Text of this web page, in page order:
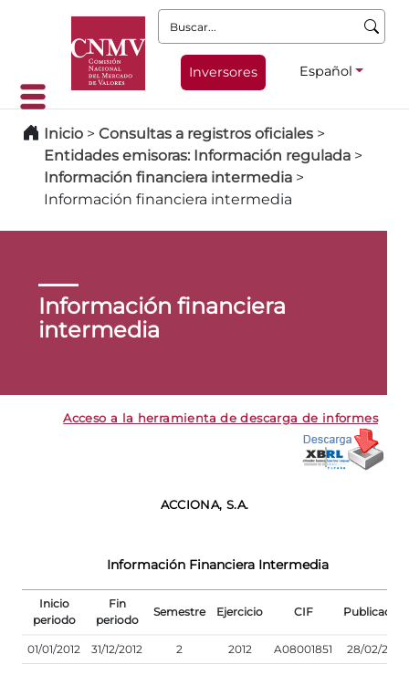
Buscar:
Inversores Español
Inicio > Consultas a registros oficiales >
Entidades emisoras: Información regulada >
Información financiera intermedia >
Información financiera intermedia
Información financiera
intermedia
Acceso a la herramienta de descarga de informes
ACCIONA, S.A.
Información Financiera Intermedia
Inicio
periodo
Fin
periodo
Semestre Ejercicio CIF Publicación
01/01/2012 31/12/2012 2 2012 A08001851 28/02/2013